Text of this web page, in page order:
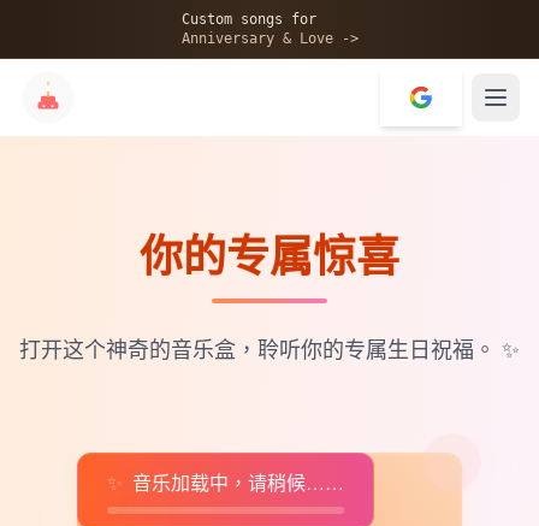
Custom songs for
Anniversary & Love ->
💝
你的专属惊喜
打开这个神奇的音乐盒，聆听你的专属生日祝福。 ✨
♫
✨ 音乐加载中，请稍候……